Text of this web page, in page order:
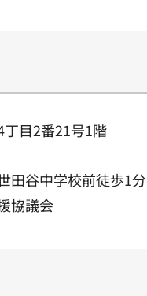
目2番21号1階
田谷中学校前徒歩1分
協議会